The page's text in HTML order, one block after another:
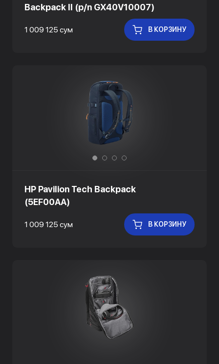
Backpack II (p/n GX40V10007)
1 009 125 сум В КОРЗИНУ
HP Pavilion Tech Backpack
(5EF00AA)
1 009 125 сум В КОРЗИНУ